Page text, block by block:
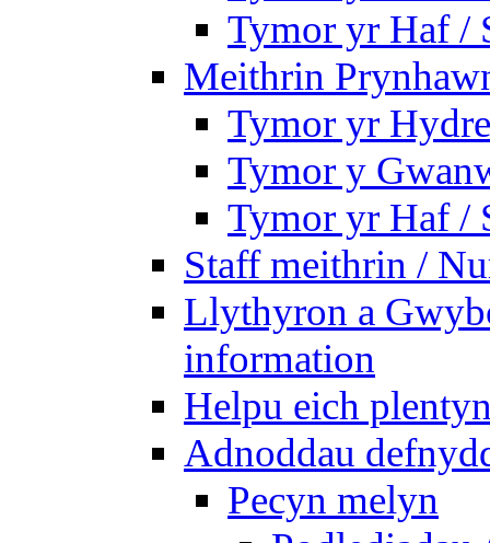
Tymor yr Haf /
Meithrin
Tymor yr
Tymor y
Tymor yr Haf /
Staff meithrin /
Llythyron a
information
Helpu eich
Adnoddau
Pecyn melyn